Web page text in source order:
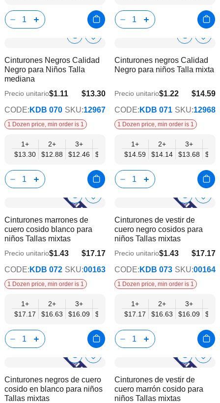
Show
Info
Añadir
la
deseos
Cinturones Negros Calidad
Negro para Niños Talla
mediana
$13.30
$10.80
Precio unitario$1.11
CODE: KDB 070 SKU:12967
1 Dozen price, min order is 1
1+
$13.30
2+
$12.88
3+
$12.46
$12.05
6+
$11.63
9+
$11.22
12+
$10.80
Show
Info la
lista
Cinturones negros Calidad
Negro para niños Talla mixta
$14.59
$11.86
Precio unitario$1.22
CODE: KDB 071 SKU:12968
1 Dozen price, min order is 1
1+
$14.59
2+
$14.14
3+
$13.68
Show
Product
Info
Añadir
deseos
Cinturones marrones de
cuero cosido blanco para
niños Tallas mixtas
$17.17
$13.95
Precio unitario$1.43
CODE: KDB 072 SKU:00163
1 Dozen price, min order is 1
1+
$17.17
2+
$16.63
3+
$16.09
$15.56
6+
$15.02
9+
$14.49
12+
$13.95
Show
Product
Info
lista
Cinturones de vestir de
cuero negro cosidos para
niños Tallas mixtas
$17.17
$13.95
Precio unitario$1.43
CODE: KDB 073 SKU:00164
1 Dozen price, min order is 1
1+
$17.17
2+
$16.63
3+
$16.09
Show
Product
Info
Añadir
la
lista
Cinturones negros de cuero
cosido en blanco para niños
Tallas mixtas
Show
Product
Info
lista
Cinturones de vestir de
cuero marrón cosido para
niños Tallas mixtas